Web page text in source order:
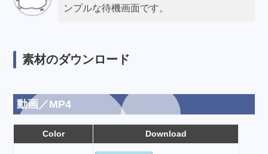
ンプルな待機画面です。
素材のダウンロード
動画／MP4
Color Download